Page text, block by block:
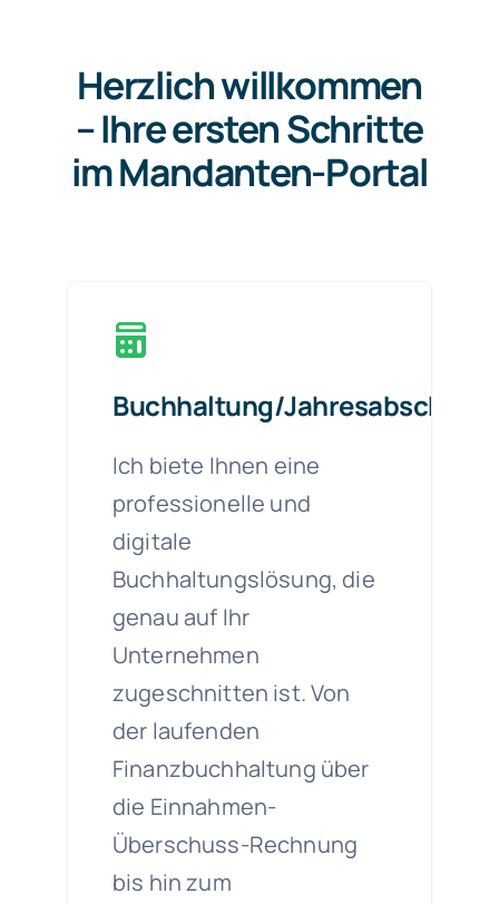
Herzlich willkommen
– Ihre ersten Schritte
im Mandanten-Portal
Buchhaltung/Jahresabschluss
Ich biete Ihnen eine
professionelle und
digitale
Buchhaltungslösung, die
genau auf Ihr
Unternehmen
zugeschnitten ist. Von
der laufenden
Finanzbuchhaltung über
die Einnahmen-
Überschuss-Rechnung
bis hin zum